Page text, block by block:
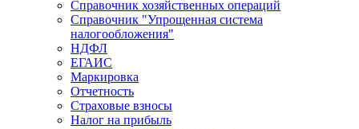
Справочник хозяйственных операций
Справочник "Упрощенная система
налогообложения"
НДФЛ
ЕГАИС
Маркировка
Отчетность
Страховые взносы
Налог на прибыль